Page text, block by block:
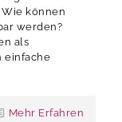
können
werden?
als
einfache
Mehr Erfahren